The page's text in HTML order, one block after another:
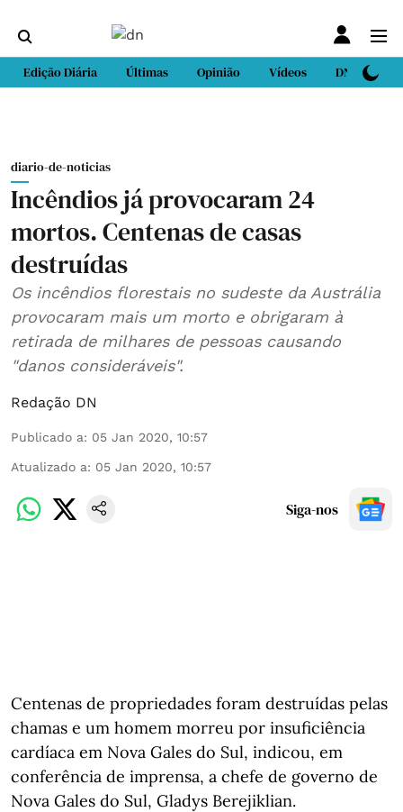
Edição Diária Últimas Opinião Vídeos DN Sport
diario-de-noticias
Incêndios já provocaram 24
mortos. Centenas de casas
destruídas
Os incêndios florestais no sudeste da Austrália
provocaram mais um morto e obrigaram à
retirada de milhares de pessoas causando
"danos consideráveis".
Redação DN
Publicado a: 05 Jan 2020, 10:57
Atualizado a: 05 Jan 2020, 10:57
Siga-nos
Centenas de propriedades foram destruídas pelas
chamas e um homem morreu por insuficiência
cardíaca em Nova Gales do Sul, indicou, em
conferência de imprensa, a chefe de governo de
Nova Gales do Sul, Gladys Berejiklian.